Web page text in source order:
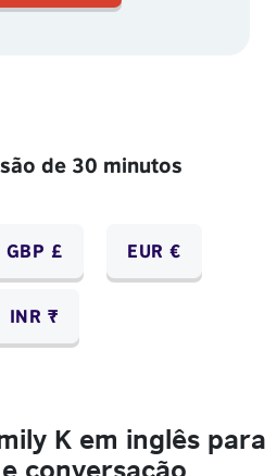
de 30 minutos
GBP £ EUR €
INR ₹
K em inglês para
conversação